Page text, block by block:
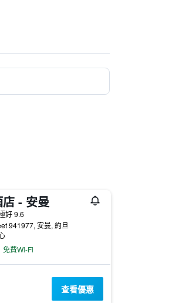
- 安曼
好 9.6
941977, 安曼, 約旦
免費Wi-Fi
查看優惠